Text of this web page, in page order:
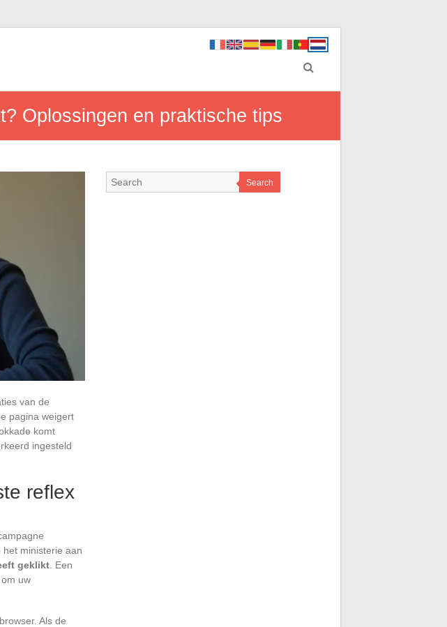
Oplossingen en praktische tips
van de
pagina weigert
komt
ingesteld
reflex
het ministerie aan
geklikt . Een
uw
Als de
Search